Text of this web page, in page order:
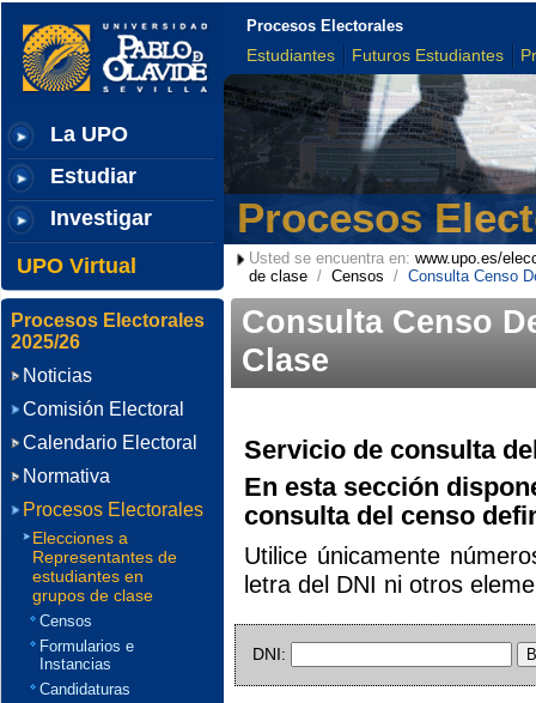
La UPO
Estudiar
Investigar
UPO Virtual
Procesos Electorales
Estudiantes Futuros Estudiantes
Procesos
Usted se encuentra en: www.upo.es/
de clase/ Censos / Consulta Censo
Consulta Censo
Clase
Servicio de consulta
En esta sección
consulta del censo
Utilice únicamente
letra del DNI ni otros
DNI:
Procesos Electorales
2025/26
Noticias
Comisión Electoral
Calendario Electoral
Normativa
Procesos Electorales
Elecciones a
Representantes de
estudiantes en
grupos de clase
Censos
Formularios e
Instancias
Candidaturas